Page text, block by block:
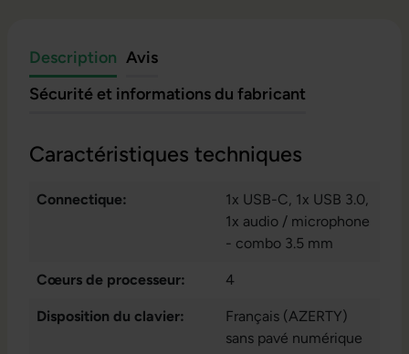
Description Avis
Sécurité et informations du fabricant
Caractéristiques techniques
Connectique: 1x USB-C, 1x USB 3.0,
1x audio / microphone
- combo 3.5 mm
Cœurs de processeur: 4
Disposition du clavier:
Français (AZERTY)
sans pavé numérique